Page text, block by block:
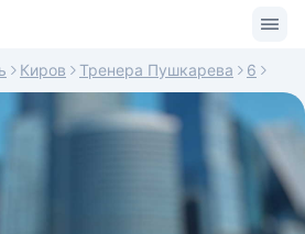
Киров Тренера Пушкарева 6